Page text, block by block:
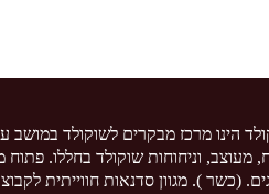
הינו מרכז מבקרים לשוקולד במושב
מעוצב, וניחוחות שוקולד בחללו. פתוח
(כשר ). מגוון סדנאות חווייתית